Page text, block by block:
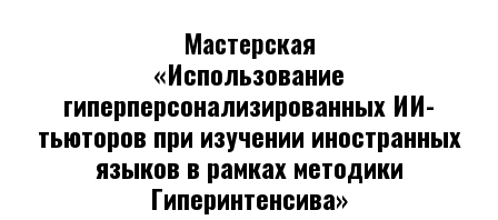
Мастерская
«Использование
гиперперсонализированных ИИ-
тьюторов при изучении иностранных
языков в рамках методики
Гиперинтенсива»